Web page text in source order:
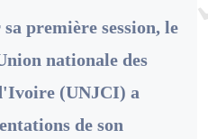
première session, le
nationale des
(UNJCI) a
de son